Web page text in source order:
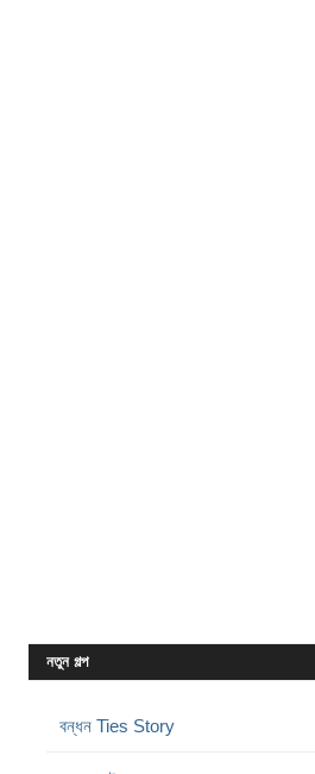
নতুন গল্প
বন্ধন Ties Story